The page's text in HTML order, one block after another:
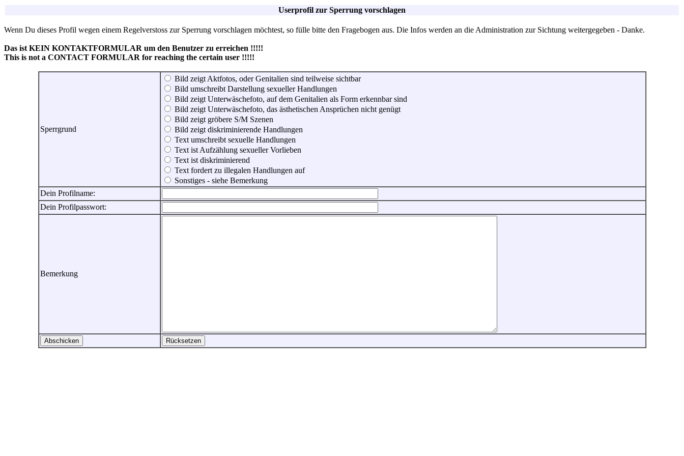
Userprofil zur Sperrung vorschlagen
Wenn Du dieses Profil wegen einem Regelverstoss zur Sperrung vorschlagen möchtest, so fülle bitte den Fragebogen aus. Die Infos werden an die Administration zur Sichtung weitergegeben - Danke.
Das ist KEIN KONTAKTFORMULAR um den Benutzer zu erreichen !!!!!
This is not a CONTACT FORMULAR for reaching the certain user !!!!!
Sperrgrund
Bild zeigt Aktfotos, oder Genitalien sind teilweise sichtbar
Bild umschreibt Darstellung sexueller Handlungen
Bild zeigt Unterwäschefoto, auf dem Genitalien als Form erkennbar sind
Bild zeigt Unterwäschefoto, das ästhetischen Ansprüchen nicht genügt
Bild zeigt gröbere S/M Szenen
Bild zeigt diskriminierende Handlungen
Text umschreibt sexuelle Handlungen
Text ist Aufzählung sexueller Vorlieben
Text ist diskriminierend
Text fordert zu illegalen Handlungen auf
Sonstiges - siehe Bemerkung
Dein Profilname:
Dein Profilpasswort:
Bemerkung